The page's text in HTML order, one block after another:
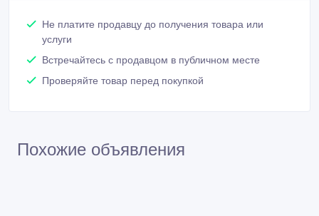
Не платите продавцу до получения товара или
услуги
Встречайтесь с продавцом в публичном месте
Проверяйте товар перед покупкой
Похожие объявления